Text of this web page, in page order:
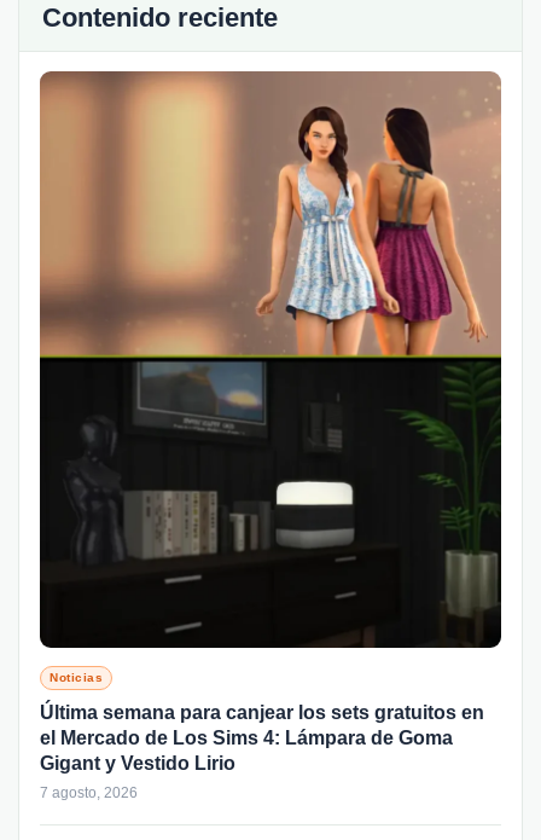
Contenido reciente
Noticias
Última semana para canjear los sets gratuitos en
el Mercado de Los Sims 4: Lámpara de Goma
Gigant y Vestido Lirio
7 agosto, 2026